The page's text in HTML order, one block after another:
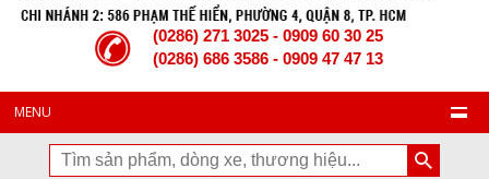
(0286) 271 3025 - 0909 60 30 25
(0286) 686 3586 - 0909 47 47 13
MENU